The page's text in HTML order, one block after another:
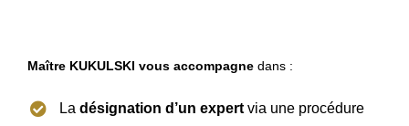
Maître KUKULSKI vous accompagne dans :
La désignation d’un expert via une procédure